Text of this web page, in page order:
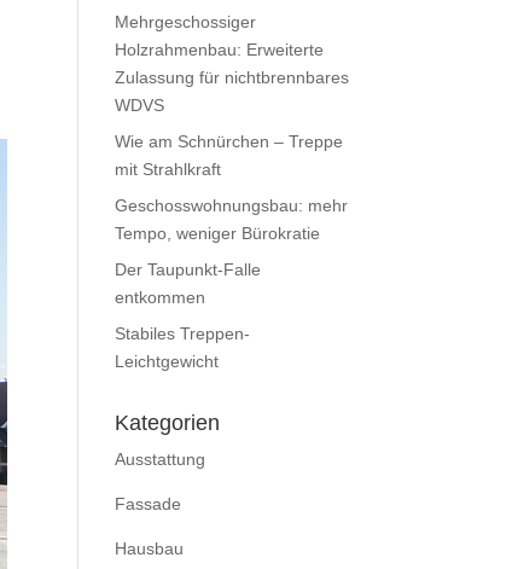
Mehrgeschossiger
Holzrahmenbau: Erweiterte
Zulassung für nichtbrennbares
WDVS
Wie am Schnürchen – Treppe
mit Strahlkraft
Geschosswohnungsbau: mehr
Tempo, weniger Bürokratie
Der Taupunkt-Falle
entkommen
Stabiles Treppen-
Leichtgewicht
Kategorien
Ausstattung
Fassade
Hausbau